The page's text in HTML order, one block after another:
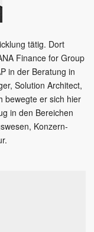
tätig. Dort
Finance for Group
in der Beratung in
Solution Architect,
bewegte er sich hier
in den Bereichen
Konzern-